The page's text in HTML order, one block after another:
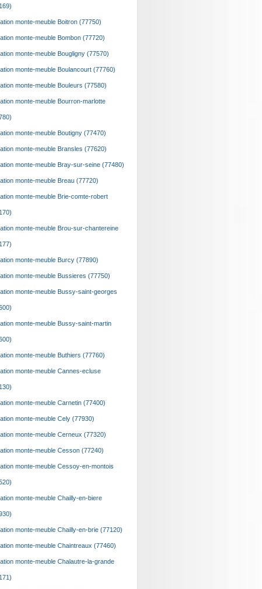
monte-meuble Boitron (77750)
monte-meuble Bombon (77720)
monte-meuble Bougligny (77570)
monte-meuble Boulancourt (77760)
monte-meuble Bouleurs (77580)
monte-meuble Bourron-marlotte
monte-meuble Boutigny (77470)
monte-meuble Bransles (77620)
monte-meuble Bray-sur-seine (77480)
monte-meuble Breau (77720)
monte-meuble Brie-comte-robert
monte-meuble Brou-sur-chantereine
monte-meuble Burcy (77890)
monte-meuble Bussieres (77750)
monte-meuble Bussy-saint-georges
monte-meuble Bussy-saint-martin
monte-meuble Buthiers (77760)
monte-meuble Cannes-ecluse
monte-meuble Carnetin (77400)
monte-meuble Cely (77930)
monte-meuble Cerneux (77320)
monte-meuble Cesson (77240)
monte-meuble Cessoy-en-montois
monte-meuble Chailly-en-biere
monte-meuble Chailly-en-brie (77120)
monte-meuble Chaintreaux (77460)
monte-meuble Chalautre-la-grande